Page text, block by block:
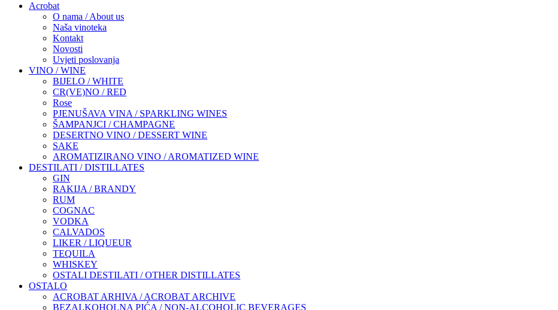
Acrobat
O nama / About us
Naša vinoteka
Kontakt
Novosti
Uvjeti poslovanja
VINO / WINE
BIJELO / WHITE
CR(VE)NO / RED
Rose
PJENUŠAVA VINA / SPARKLING WINES
ŠAMPANJCI / CHAMPAGNE
DESERTNO VINO / DESSERT WINE
SAKE
AROMATIZIRANO VINO / AROMATIZED WINE
DESTILATI / DISTILLATES
GIN
RAKIJA / BRANDY
RUM
COGNAC
VODKA
CALVADOS
LIKER / LIQUEUR
TEQUILA
WHISKEY
OSTALI DESTILATI / OTHER DISTILLATES
OSTALO
ACROBAT ARHIVA / ACROBAT ARCHIVE
BEZALKOHOLNA PIĆA / NON-ALCOHOLIC BEVERAGES